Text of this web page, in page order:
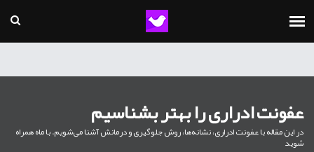
عفونت ادراری را بهتر بشناسیم
در این مقاله با عفونت ادراری، نشانه‌ها، روش جلوگیری و درمانش آشنا می‌شویم. با ماه همراه
شوید